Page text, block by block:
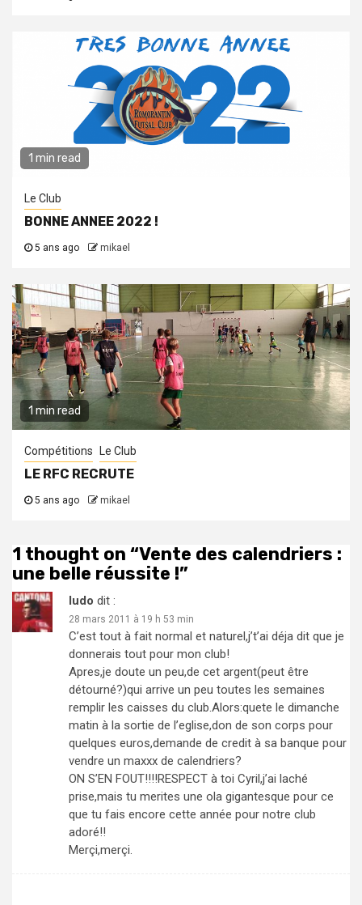
1 min read
Le Club
BONNE ANNEE 2022 !
5 ans ago mikael
1 min read
Compétitions Le Club
LE RFC RECRUTE
5 ans ago mikael
1 thought on “Vente des calendriers :
une belle réussite !”
ludo dit :
28 mars 2011 à 19 h 53 min
C’est tout à fait normal et naturel,j’t’ai déja dit que je
donnerais tout pour mon club!
Apres,je doute un peu,de cet argent(peut être
détourné?)qui arrive un peu toutes les semaines
remplir les caisses du club.Alors:quete le dimanche
matin à la sortie de l’eglise,don de son corps pour
quelques euros,demande de credit à sa banque pour
vendre un maxxx de calendriers?
ON S’EN FOUT!!!!RESPECT à toi Cyril,j’ai laché
prise,mais tu merites une ola gigantesque pour ce
que tu fais encore cette année pour notre club
adoré!!
Merçi,merçi.